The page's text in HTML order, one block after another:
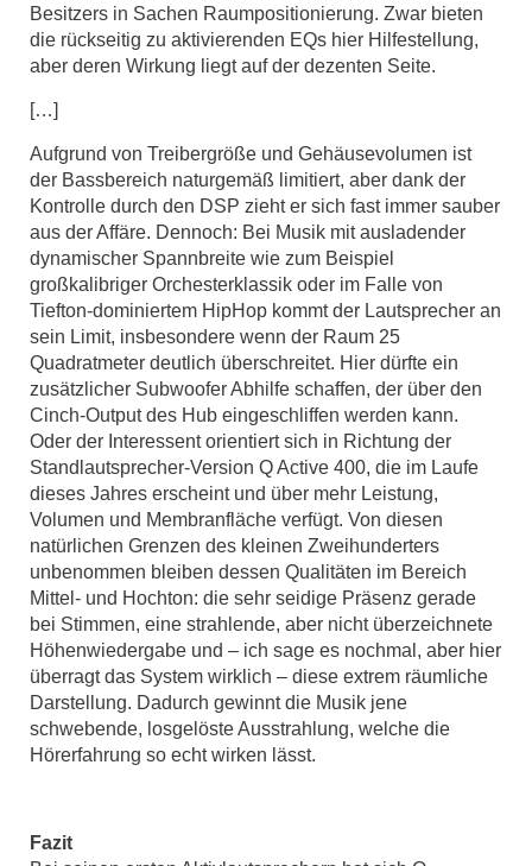
Besitzers in Sachen Raumpositionierung. Zwar bieten
die rückseitig zu aktivierenden EQs hier Hilfestellung,
aber deren Wirkung liegt auf der dezenten Seite.
[…]
Aufgrund von Treibergröße und Gehäusevolumen ist
der Bassbereich naturgemäß limitiert, aber dank der
Kontrolle durch den DSP zieht er sich fast immer sauber
aus der Affäre. Dennoch: Bei Musik mit ausladender
dynamischer Spannbreite wie zum Beispiel
großkalibriger Orchesterklassik oder im Falle von
Tiefton-dominiertem HipHop kommt der Lautsprecher an
sein Limit, insbesondere wenn der Raum 25
Quadratmeter deutlich überschreitet. Hier dürfte ein
zusätzlicher Subwoofer Abhilfe schaffen, der über den
Cinch-Output des Hub eingeschliffen werden kann.
Oder der Interessent orientiert sich in Richtung der
Standlautsprecher-Version Q Active 400, die im Laufe
dieses Jahres erscheint und über mehr Leistung,
Volumen und Membranfläche verfügt. Von diesen
natürlichen Grenzen des kleinen Zweihunderters
unbenommen bleiben dessen Qualitäten im Bereich
Mittel- und Hochton: die sehr seidige Präsenz gerade
bei Stimmen, eine strahlende, aber nicht überzeichnete
Höhenwiedergabe und – ich sage es nochmal, aber hier
überragt das System wirklich – diese extrem räumliche
Darstellung. Dadurch gewinnt die Musik jene
schwebende, losgelöste Ausstrahlung, welche die
Hörerfahrung so echt wirken lässt.
Fazit